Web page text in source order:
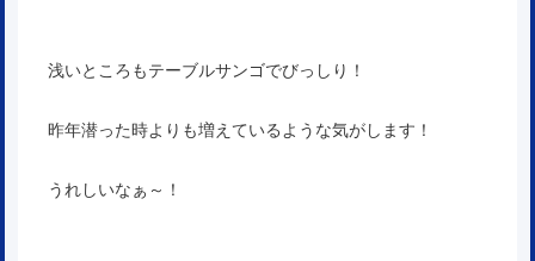
浅いところもテーブルサンゴでびっしり！
昨年潜った時よりも増えているような気がします！
うれしいなぁ～！